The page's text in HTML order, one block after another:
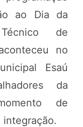
ao Dia da
de
no
Esaú
da
de